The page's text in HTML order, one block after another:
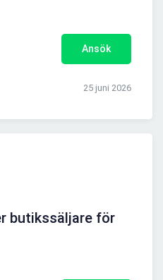
Ansök
25 juni 2026
butikssäljare för